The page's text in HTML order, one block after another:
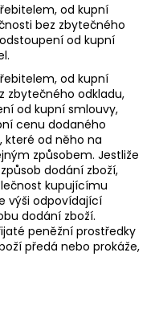
od kupní
bez zbytečného
od kupní
od kupní
zbytečného odkladu,
od kupní smlouvy,
cenu dodaného
které od něho na
způsobem. Jestliže
dodání zboží,
kupujícímu
výši odpovídající
dodání zboží.
peněžní prostředky
předá nebo prokáže,